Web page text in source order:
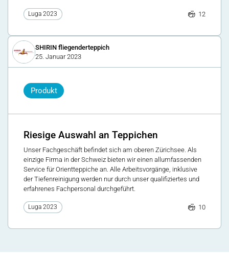
Luga 2023 12
SHIRIN fliegenderteppich
25. Januar 2023
Produkt
Riesige Auswahl an Teppichen
Unser Fachgeschäft befindet sich am oberen Zürichsee. Als
einzige Firma in der Schweiz bieten wir einen allumfassenden
Service für Orientteppiche an. Alle Arbeitsvorgänge, inklusive
der Tiefenreinigung werden nur durch unser qualifiziertes und
erfahrenes Fachpersonal durchgeführt.
Luga 2023 10